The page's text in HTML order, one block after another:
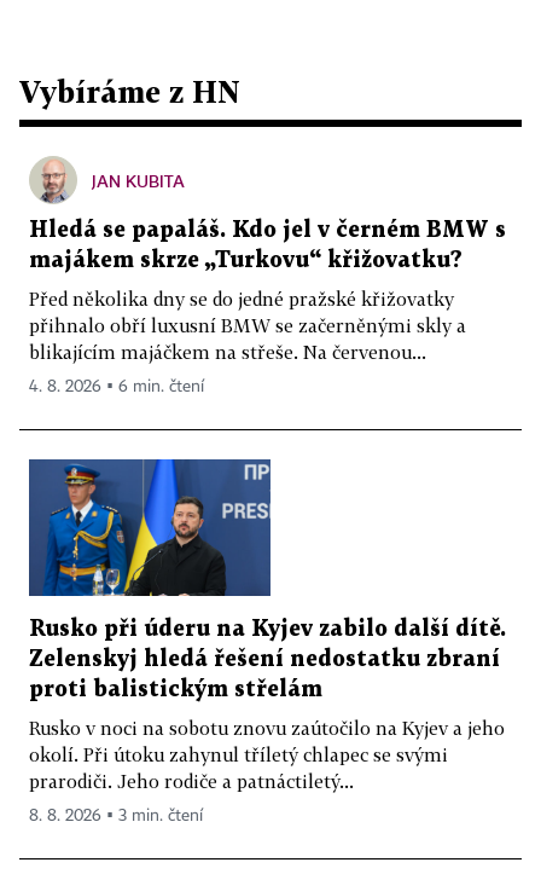
Vybíráme z HN
JAN KUBITA
Hledá se papaláš. Kdo jel v černém BMW s
majákem skrze „Turkovu“ křižovatku?
Před několika dny se do jedné pražské křižovatky
přihnalo obří luxusní BMW se začerněnými skly a
blikajícím majáčkem na střeše. Na červenou...
4. 8. 2026 ▪ 6 min. čtení
Rusko při úderu na Kyjev zabilo další dítě.
Zelenskyj hledá řešení nedostatku zbraní
proti balistickým střelám
Rusko v noci na sobotu znovu zaútočilo na Kyjev a jeho
okolí. Při útoku zahynul tříletý chlapec se svými
prarodiči. Jeho rodiče a patnáctiletý...
8. 8. 2026 ▪ 3 min. čtení